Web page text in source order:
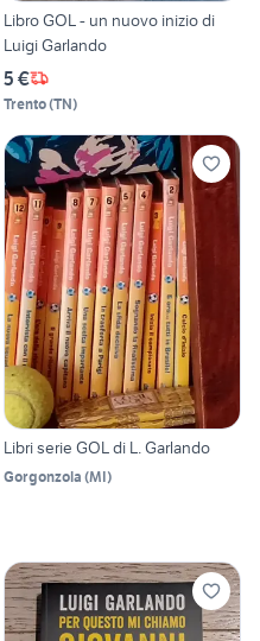
Libro GOL - un nuovo inizio di
Luigi Garlando
5 €
Trento(TN)
Libri serie GOL di L. Garlando
Gorgonzola (MI)